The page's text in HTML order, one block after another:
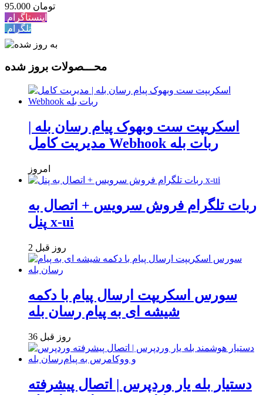
95.000 تومان
اینستاگرام
تلگرام
محـــصولات بروز شده
اسکریپت ست وبهوک پیام رسان بله |
مدیریت کامل Webhook ربات بله
امروز
ربات تلگرام فروش سرویس + اتصال به
پنل x-ui
2 روز قبل
سورس اسکریپت ارسال پیام با دکمه
شیشه ای به پیام رسان بله
36 روز قبل
دستیار بله یار وردپرس | اتصال پیشرفته